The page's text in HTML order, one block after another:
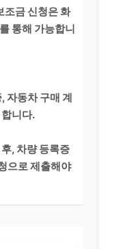
조금 신청은 화
통해 가능합니
자동차 구매 계
니다.
, 차량 등록증
으로 제출해야